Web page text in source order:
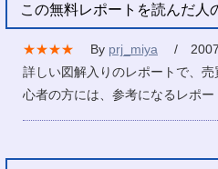
この無料レポートを読んだ人
★★★★ By prj_miya
/
詳しい図解入りのレポートで、
心者の方には、参考になるレポー